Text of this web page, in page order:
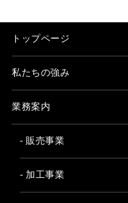
トップページ
私たちの強み
業務案内
- 販売事業
- 加工事業